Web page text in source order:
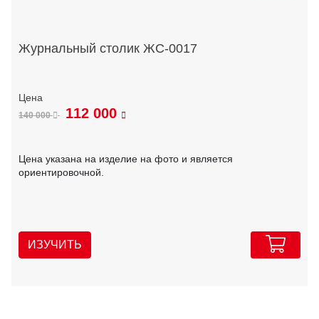
Журнальный столик ЖС-0017
140 000 112 000
Цена указана на изделие на фото и является
ориентировочной.
ИЗУЧИТЬ